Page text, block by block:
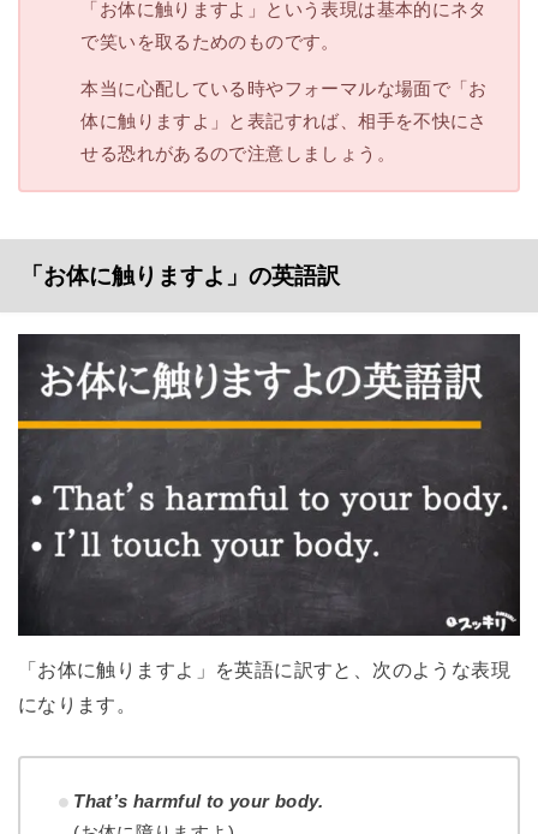
「お体に触りますよ」という表現は基本的にネタ
で笑いを取るためのものです。
本当に心配している時やフォーマルな場面で「お
体に触りますよ」と表記すれば、相手を不快にさ
せる恐れがあるので注意しましょう。
「お体に触りますよ」の英語訳
「お体に触りますよ」を英語に訳すと、次のような表現
になります。
That’s harmful to your body.